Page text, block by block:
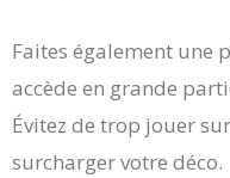
Faites également une
accède en grande
Évitez de trop jouer
surcharger votre déco.